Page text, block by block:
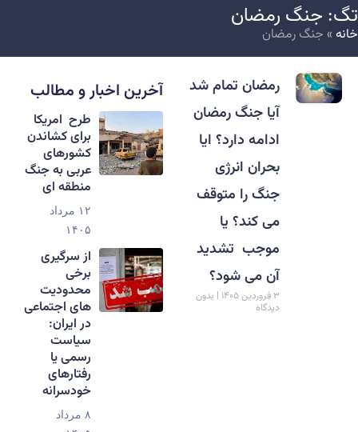
جنگ رمضان
» جنگ رمضان
رمضان تمام شد
آیا جنگ رمضان
ادامه دارد؟ ایا
بحران انرژی
جنگ را متوقف
می کند؟ یا
موجب تشدید
آن می شود؟
۳ فروردین ۱۴۰۵
بدون
دیدگاه
آخرین اخبار و مطالب
طرح امریکا
برای کشاندن
کشورهای
عربی به جنگ
منطقه ای
۱۲ مرداد
۱۴۰۵
از سرگیری
برخی
محدودیت
های اجتماعی
در ایران:
سیاست
رسمی یا
رفتارهای
خودسرانه
۸ مرداد